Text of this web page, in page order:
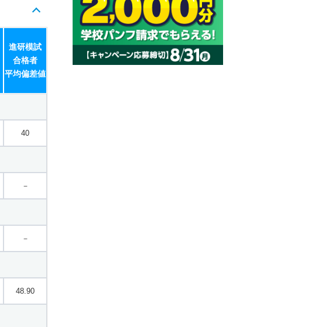
進研模試
合格者
平均偏差値
40
－
－
48.90